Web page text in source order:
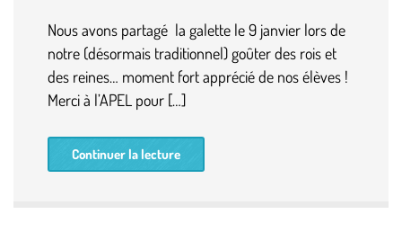
Nous avons partagé la galette le 9 janvier lors de
notre (désormais traditionnel) goûter des rois et
des reines… moment fort apprécié de nos élèves !
Merci à l’APEL pour […]
Continuer la lecture